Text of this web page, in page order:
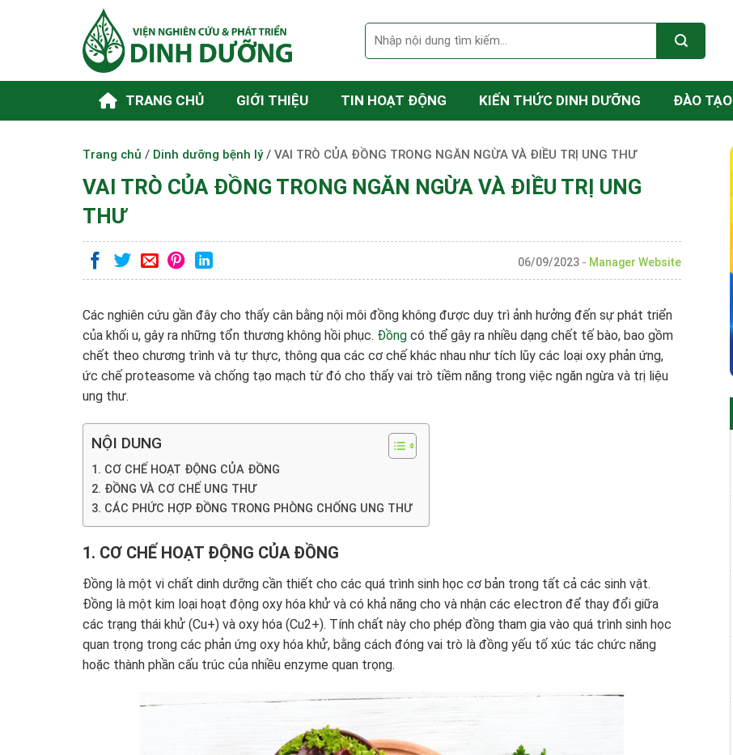
TRANG CHỦ GIỚI THIỆU TIN HOẠT ĐỘNG KIẾN THỨC DINH DƯỠNG ĐÀO TẠO
Trang chủ / Dinh dưỡng bệnh lý/ VAI TRÒ CỦA ĐỒNG TRONG NGĂN NGỪA VÀ ĐIỀU TRỊ UNG THƯ
VAI TRÒ CỦA ĐỒNG TRONG NGĂN NGỪA VÀ ĐIỀU TRỊ UNG
THƯ
06/09/2023 - Manager Website
Các nghiên cứu gần đây cho thấy cân bằng nội môi đồng không được duy trì ảnh hưởng đến sự phát triển
của khối u, gây ra những tổn thương không hồi phục. Đồng có thể gây ra nhiều dạng chết tế bào, bao gồm
chết theo chương trình và tự thực, thông qua các cơ chế khác nhau như tích lũy các loại oxy phản ứng,
ức chế proteasome và chống tạo mạch từ đó cho thấy vai trò tiềm năng trong việc ngăn ngừa và trị liệu
ung thư.
NỘI DUNG
1. CƠ CHẾ HOẠT ĐỘNG CỦA ĐỒNG
2. ĐỒNG VÀ CƠ CHẾ UNG THƯ
3. CÁC PHỨC HỢP ĐỒNG TRONG PHÒNG CHỐNG UNG THƯ
1. CƠ CHẾ HOẠT ĐỘNG CỦA ĐỒNG
Đồng là một vi chất dinh dưỡng cần thiết cho các quá trình sinh học cơ bản trong tất cả các sinh vật.
Đồng là một kim loại hoạt động oxy hóa khử và có khả năng cho và nhận các electron để thay đổi giữa
các trạng thái khử (Cu+) và oxy hóa (Cu2+). Tính chất này cho phép đồng tham gia vào quá trình sinh học
quan trọng trong các phản ứng oxy hóa khử, bằng cách đóng vai trò là đồng yếu tố xúc tác chức năng
hoặc thành phần cấu trúc của nhiều enzyme quan trọng.